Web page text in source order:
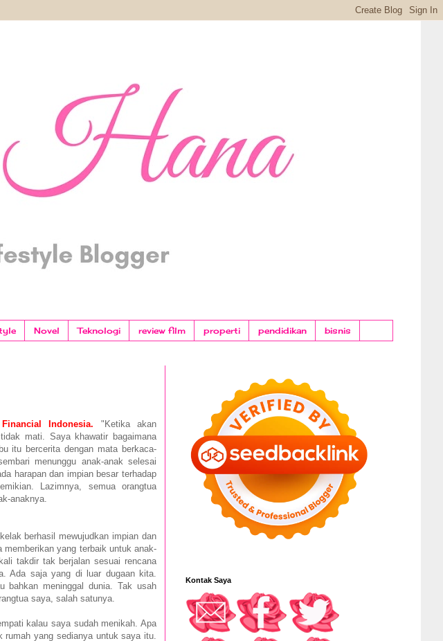
Novel Teknologi review film properti pendidikan bisnis
Indonesia. "Ketika akan
mati. Saya khawatir bagaimana
itu bercerita dengan mata berkaca-
menunggu anak-anak selesai
harapan dan impian besar terhadap
Lazimnya, semua orangtua
anaknya.
berhasil mewujudkan impian dan
yang terbaik untuk anak-
takdir tak berjalan sesuai rencana
Ada saja yang di luar dugaan kita.
bahkan meninggal dunia. Tak usah
saya, salah satunya.
kalau saya sudah menikah. Apa
yang sedianya untuk saya itu.
Kontak Saya